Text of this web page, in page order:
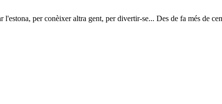
per conèixer altra gent, per divertir-se... Des de fa més de